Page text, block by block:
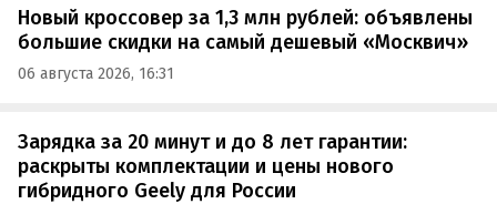
Новый кроссовер за 1,3 млн рублей: объявлены
большие скидки на самый дешевый «Москвич»
06 августа 2026, 16:31
Зарядка за 20 минут и до 8 лет гарантии:
раскрыты комплектации и цены нового
гибридного Geely для России